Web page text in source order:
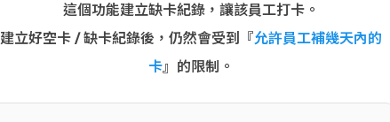
這個功能建立缺卡紀錄，讓該員工打卡。
建立好空卡 / 缺卡紀錄後，仍然會受到『允許員工補幾天內的
卡』的限制。